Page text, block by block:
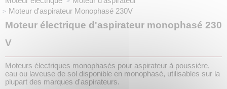
Moteur d'aspirateur Monophasé 230V
Moteur électrique d'aspirateur monophasé 230
V
Moteurs électriques monophasés pour aspirateur à poussière,
eau ou laveuse de sol disponible en monophasé, utilisables sur la
plupart des marques d'aspirateurs.